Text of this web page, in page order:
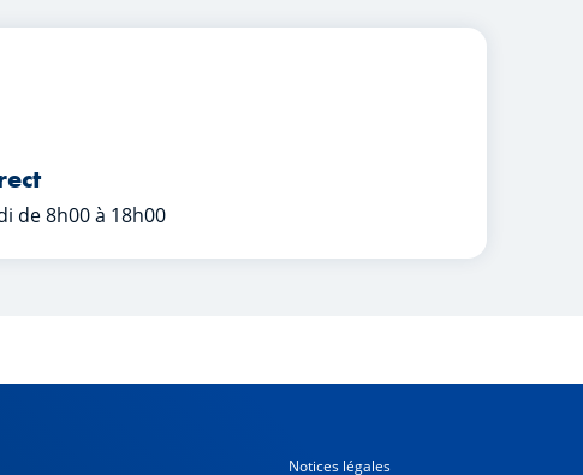
de 8h00 à 18h00
Notices légales